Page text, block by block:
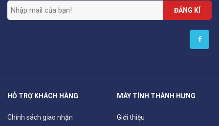
ĐĂNG KÍ
HỖ TRỢ KHÁCH HÀNG
Chính sách giao nhận
MÁY TÍNH THÀNH HƯNG
Giới thiệu